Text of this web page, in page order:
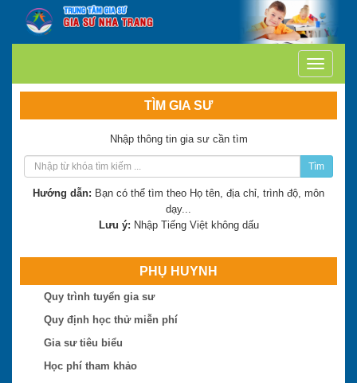
TÌM GIA SƯ
Nhập thông tin gia sư cần tìm
Tìm
Hướng dẫn: Bạn có thể tìm theo Họ tên, địa chỉ, trình độ, môn
dạy...
Lưu ý: Nhập Tiếng Việt không dấu
PHỤ HUYNH
Quy trình tuyển gia sư
Quy định học thử miễn phí
Gia sư tiêu biểu
Học phí tham khảo
Trần Thị Minh Thư
Hiện là: Giáo viên
Trần Tuấn Việt
Hiện là: Cử nhân